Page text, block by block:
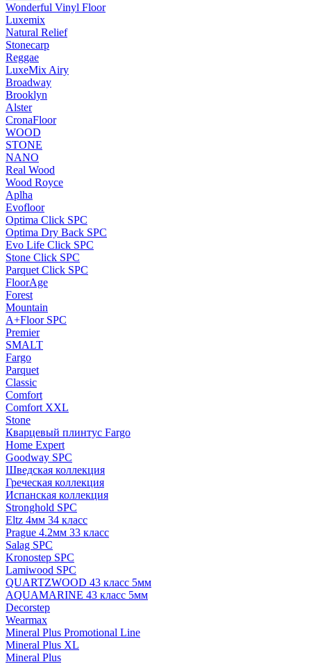
Wonderful Vinyl Floor
Luxemix
Natural Relief
Stonecarp
Reggae
LuxeMix Airy
Broadway
Brooklyn
Alster
CronaFloor
WOOD
STONE
NANO
Real Wood
Wood Royce
Aplha
Evofloor
Optima Click SPC
Optima Dry Back SPC
Evo Life Click SPC
Stone Click SPC
Parquet Click SPC
FloorAge
Forest
Mountain
A+Floor SPC
Premier
SMALT
Fargo
Parquet
Classic
Comfort
Comfort XXL
Stone
Кварцевый плинтус Fargo
Home Expert
Goodway SPC
Шведская коллекция
Греческая коллекция
Испанская коллекция
Stronghold SPC
Eltz 4мм 34 класс
Prague 4.2мм 33 класс
Salag SPC
Kronostep SPC
Lamiwood SPC
QUARTZWOOD 43 класс 5мм
AQUAMARINE 43 класс 5мм
Decorstep
Wearmax
Mineral Plus Promotional Line
Mineral Plus XL
Mineral Plus